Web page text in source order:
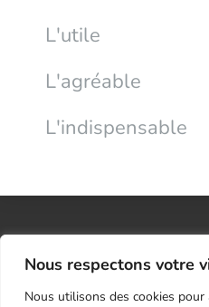
Nous respectons votre
Nous utilisons des cookies
L'utile
L'agréable
L'indispensable